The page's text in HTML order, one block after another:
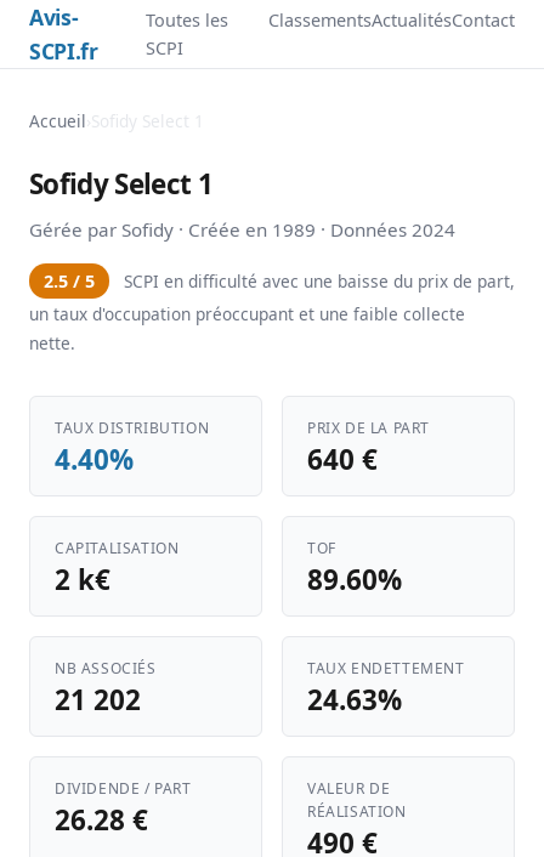
Avis-
SCPI.fr
Toutes les
SCPI
ClassementsActualitésContact
Accueil›Sofidy Select 1
Sofidy Select 1
Gérée par Sofidy · Créée en 1989 · Données 2024
2.5 / 5
SCPI en difficulté avec une baisse du prix de part,
un taux d'occupation préoccupant et une faible collecte
nette.
TAUX DISTRIBUTION
4.40%
PRIX DE LA PART
640 €
CAPITALISATION
2 k€
TOF
89.60%
NB ASSOCIÉS
21 202
TAUX ENDETTEMENT
24.63%
DIVIDENDE / PART
26.28 €
VALEUR DE
RÉALISATION
490 €